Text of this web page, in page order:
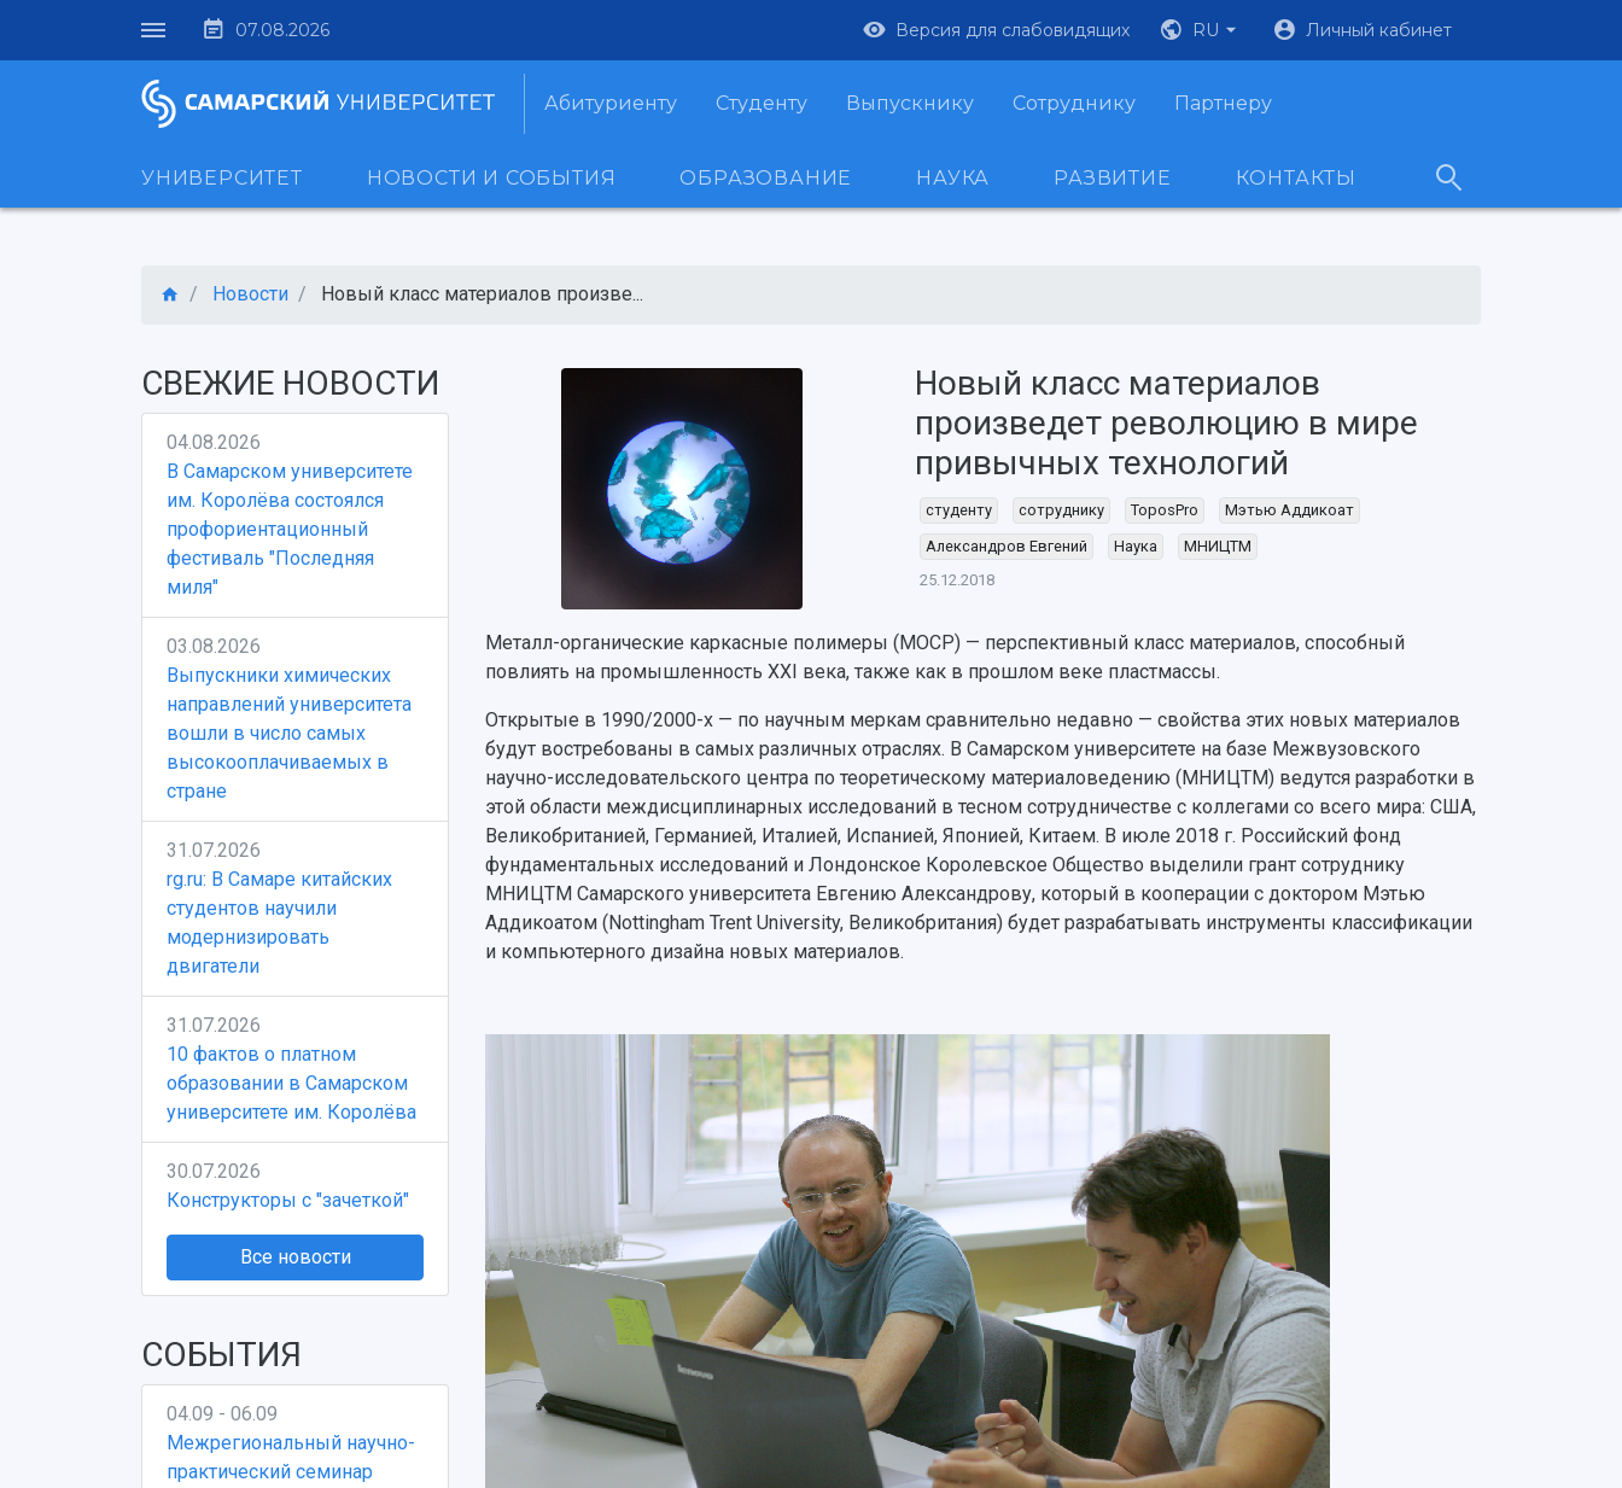
07.08.2026 Версия для слабовидящих RU Личный кабинет
Абитуриенту Студенту Выпускнику Сотруднику Партнеру
УНИВЕРСИТЕТ НОВОСТИ И СОБЫТИЯ ОБРАЗОВАНИЕ НАУКА РАЗВИТИЕ КОНТАКТЫ
Новости Новый класс материалов произве...
СВЕЖИЕ НОВОСТИ
04.08.2026
В Самарском университете
им. Королёва состоялся
профориентационный
фестиваль "Последняя
миля"
03.08.2026
Выпускники химических
направлений университета
вошли в число самых
высокооплачиваемых в
стране
31.07.2026
rg.ru: В Самаре китайских
студентов научили
модернизировать
двигатели
31.07.2026
10 фактов о платном
образовании в Самарском
университете им. Королёва
30.07.2026
Конструкторы с "зачеткой"
Все новости
СОБЫТИЯ
04.09 - 06.09
Межрегиональный научно-
практический семинар
Новый класс материалов
произведет революцию в мире
привычных технологий
студенту сотруднику ToposPro
Мэтью Аддикоат
Александров Евгений
Наука
МНИЦТМ
25.12.2018
Металл-органические каркасные полимеры (MOCP) — перспективный класс материалов, способный
повлиять на промышленность XXI века, также как в прошлом веке пластмассы.
Открытые в 1990/2000-х — по научным меркам сравнительно недавно — свойства этих новых материалов
будут востребованы в самых различных отраслях. В Самарском университете на базе Межвузовского
научно-исследовательского центра по теоретическому материаловедению (МНИЦТМ) ведутся разработки в
этой области междисциплинарных исследований в тесном сотрудничестве с коллегами со всего мира: США,
Великобританией, Германией, Италией, Испанией, Японией, Китаем. В июле 2018 г. Российский фонд
фундаментальных исследований и Лондонское Королевское Общество выделили грант сотруднику
МНИЦТМ Самарского университета Евгению Александрову, который в кооперации с доктором Мэтью
Аддикоатом (Nottingham Trent University, Великобритания) будет разрабатывать инструменты классификации
и компьютерного дизайна новых материалов.